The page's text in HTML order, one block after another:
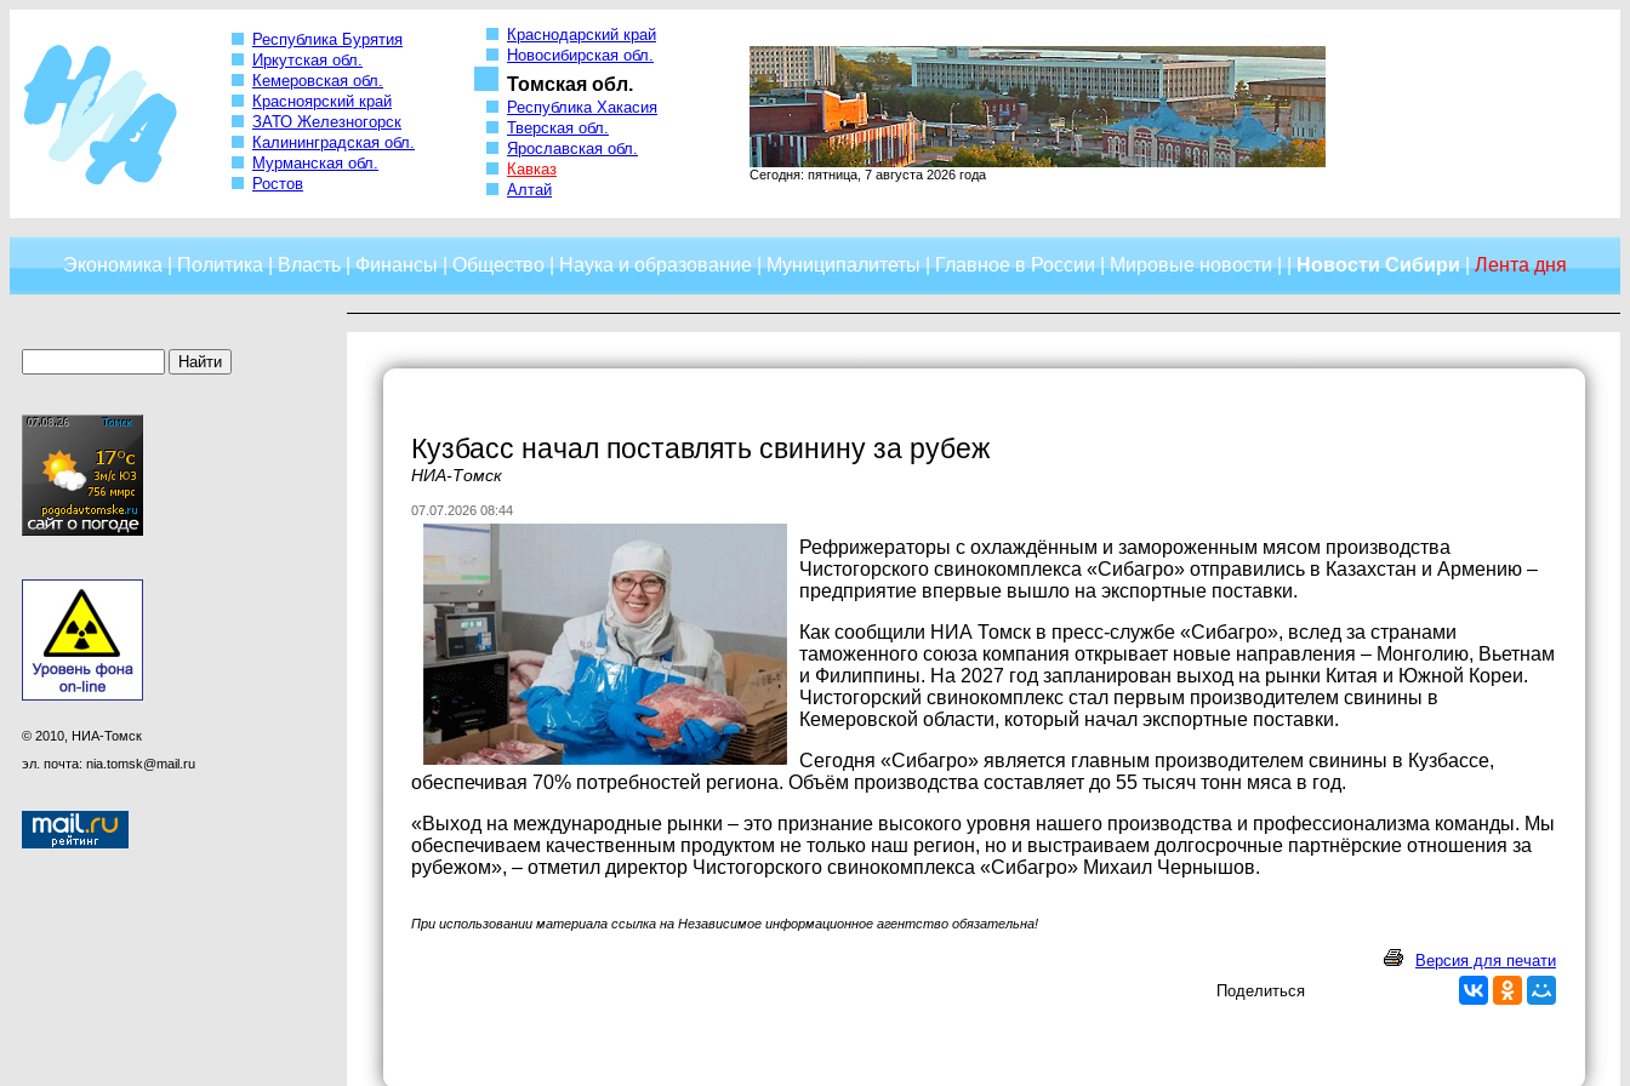
Республика Бурятия
Иркутская обл.
Кемеровская обл.
Красноярский край
ЗАТО Железногорск
Калининградская обл.
Мурманская обл.
Ростов
Краснодарский край
Новосибирская обл.
Томская обл.
Республика Хакасия
Тверская обл.
Ярославская обл.
Кавказ
Алтай
Сегодня: пятница, 7 августа 2026 года
Экономика|Политика|Власть|Финансы|Общество|Наука и образование|Муниципалитеты|Главное в России|Мировые новости| |Новости Сибири|Лента дня
© 2010, НИА-Томск
эл. почта: nia.tomsk@mail.ru
Кузбасс начал поставлять свинину за рубеж
НИА-Томск
07.07.2026 08:44
Рефрижераторы с охлаждённым и замороженным мясом производства
Чистогорского свинокомплекса «Сибагро» отправились в Казахстан и Армению –
предприятие впервые вышло на экспортные поставки.
Как сообщили НИА Томск в пресс-службе «Сибагро», вслед за странами
таможенного союза компания открывает новые направления – Монголию, Вьетнам
и Филиппины. На 2027 год запланирован выход на рынки Китая и Южной Кореи.
Чистогорский свинокомплекс стал первым производителем свинины в
Кемеровской области, который начал экспортные поставки.
Сегодня «Сибагро» является главным производителем свинины в Кузбассе,
обеспечивая 70% потребностей региона. Объём производства составляет до 55 тысяч тонн мяса в год.
«Выход на международные рынки – это признание высокого уровня нашего производства и профессионализма команды. Мы
обеспечиваем качественным продуктом не только наш регион, но и выстраиваем долгосрочные партнёрские отношения за
рубежом», – отметил директор Чистогорского свинокомплекса «Сибагро» Михаил Чернышов.
При использовании материала ссылка на Независимое информационное агентство обязательна!
Версия для печати
Поделиться